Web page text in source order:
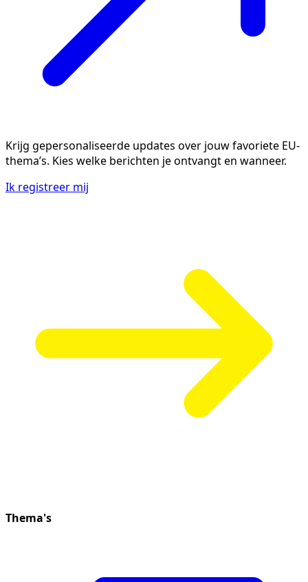
Krijg gepersonaliseerde updates over jouw favoriete EU-
thema’s. Kies welke berichten je ontvangt en wanneer.
Ik registreer mij
Thema's